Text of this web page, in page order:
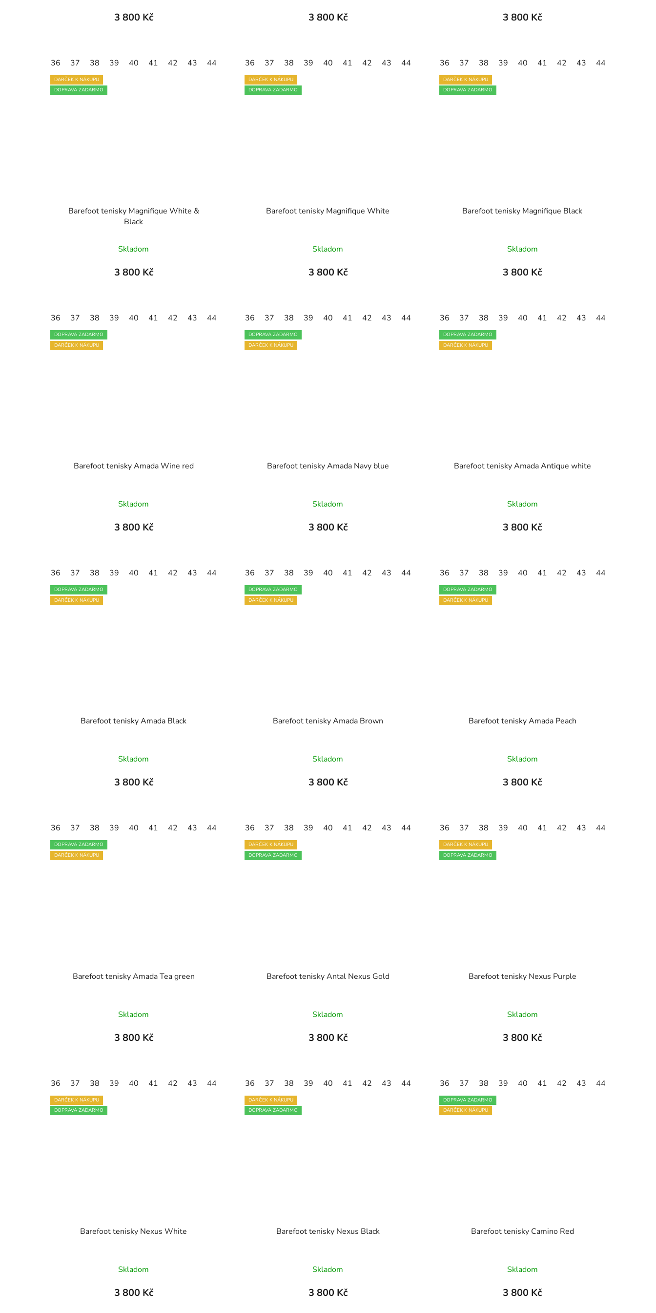
produktu
5
3 800 Kč
36 37 38 39 40 41 42 43 44 46 47
produktu
5
3 800 Kč
36 37 38 39 40 41 42 43 44 46 47
3 800 Kč
36 37 38 39 40 41 42 43 44
DARČEK K NÁKUPU
DOPRAVA ZADARMO
Barefoot tenisky Magnifique White &
Black
Skladom
3 800 Kč
36 37 38 39 40 41 42 43 44 46 47
DARČEK K NÁKUPU
DOPRAVA ZADARMO
Barefoot tenisky Magnifique White
hodnocení
produktu
5
Skladom
3 800 Kč
36 37 38 39 40 41 42 43 44 46 47
DARČEK K NÁKUPU
DOPRAVA ZADARMO
Barefoot tenisky Magnifique Black
hodnocení
produktu
5
Skladom
3 800 Kč
36 37 38 39 40 41 42 43 44
DOPRAVA ZADARMO
DARČEK K NÁKUPU
Barefoot tenisky Amada Wine red
hodnocení
produktu
5
Skladom
3 800 Kč
36 37 38 39 40 41 42 43 44 46 47
DOPRAVA ZADARMO
DARČEK K NÁKUPU
Barefoot tenisky Amada Navy blue
hodnocení
produktu
5
Skladom
3 800 Kč
36 37 38 39 40 41 42 43 44 46 47
DOPRAVA ZADARMO
DARČEK K NÁKUPU
Barefoot tenisky Amada Antique white
hodnocení
produktu
5
Skladom
3 800 Kč
36 37 38 39 40 41 42 43 44
DOPRAVA ZADARMO
DARČEK K NÁKUPU
Barefoot tenisky Amada Black
hodnocení
produktu
5
Skladom
3 800 Kč
36 37 38 39 40 41 42 43 44 46 47
DOPRAVA ZADARMO
DARČEK K NÁKUPU
Barefoot tenisky Amada Brown
Skladom
3 800 Kč
36 37 38 39 40 41 42 43 44 46 47
DOPRAVA ZADARMO
DARČEK K NÁKUPU
Barefoot tenisky Amada Peach
hodnocení
produktu
5
Skladom
3 800 Kč
36 37 38 39 40 41 42 43 44
DOPRAVA ZADARMO
DARČEK K NÁKUPU
Barefoot tenisky Amada Tea green
hodnocení
produktu
5
Skladom
3 800 Kč
36 37 38 39 40 41 42 43 44 46 47
DARČEK K NÁKUPU
DOPRAVA ZADARMO
Barefoot tenisky Antal Nexus Gold
Skladom
3 800 Kč
36 37 38 39 40 41 42 43 44 46 47
DARČEK K NÁKUPU
DOPRAVA ZADARMO
Barefoot tenisky Nexus Purple
Skladom
3 800 Kč
36 37 38 39 40 41 42 43 44
DARČEK K NÁKUPU
DOPRAVA ZADARMO
Barefoot tenisky Nexus White
Skladom
3 800 Kč
DARČEK K NÁKUPU
DOPRAVA ZADARMO
Barefoot tenisky Nexus Black
Skladom
3 800 Kč
DOPRAVA ZADARMO
DARČEK K NÁKUPU
Barefoot tenisky Camino Red
Skladom
3 800 Kč